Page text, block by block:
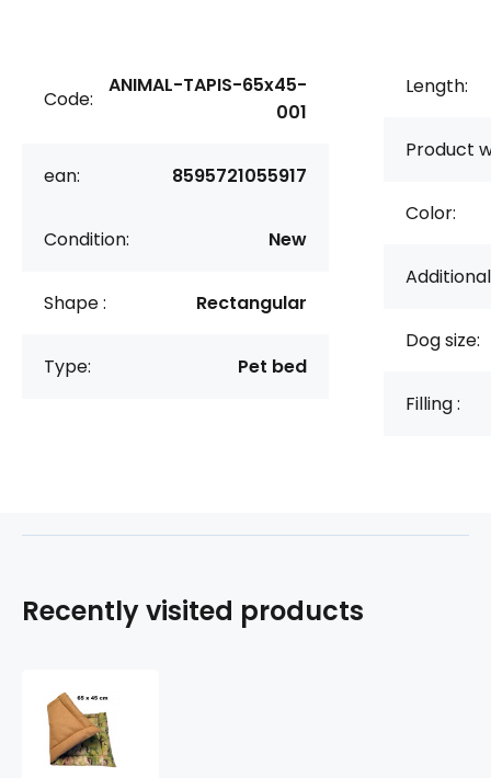
Code:
ANIMAL-TAPIS-65x45-
001
ean: 8595721055917
Condition: New
Shape : Rectangular
Type: Pet bed
Length:
Product
Color:
Dog size:
Filling :
Recently visited products